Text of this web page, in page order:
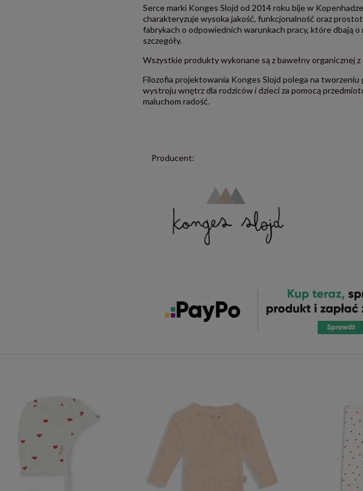
Serce marki Konges Slojd od 2014 roku bije w
charakteryzuje wysoka jakość, funkcjonalność oraz
fabrykach o odpowiednich warunkach pracy, które dbają o
szczegóły.
Wszystkie produkty wykonane są z bawełny organicznej
Filozofia projektowania Konges Slojd polega na
wystroju wnętrz dla rodziców i dzieci za pomocą
maluchom radość.
Producent: